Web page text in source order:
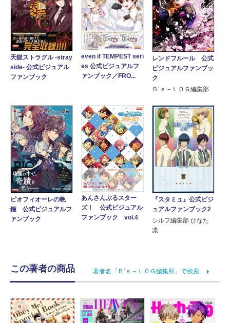
天獄ストラグル -stray
side- 公式ビジュアル
ファンブック
even if TEMPEST seri
es 公式ビジュアルフ
ァンブック／FRO...
レンドフルール 公式
ビジュアルファンブッ
ク
Ｂ’ｓ－ＬＯＧ編集部
ピオフィオーレの晩
鐘 公式ビジュアルフ
ァンブック
あんさんぶるスター
ズ！ 公式ビジュアル
ファンブック vol.4
『スタミュ』公式ビジ
ュアルファンブック2
シルフ編集部 ひなた
凛
この著者の商品 著者名「Ｂ’ｓ－ＬＯＧ編集部」で検索